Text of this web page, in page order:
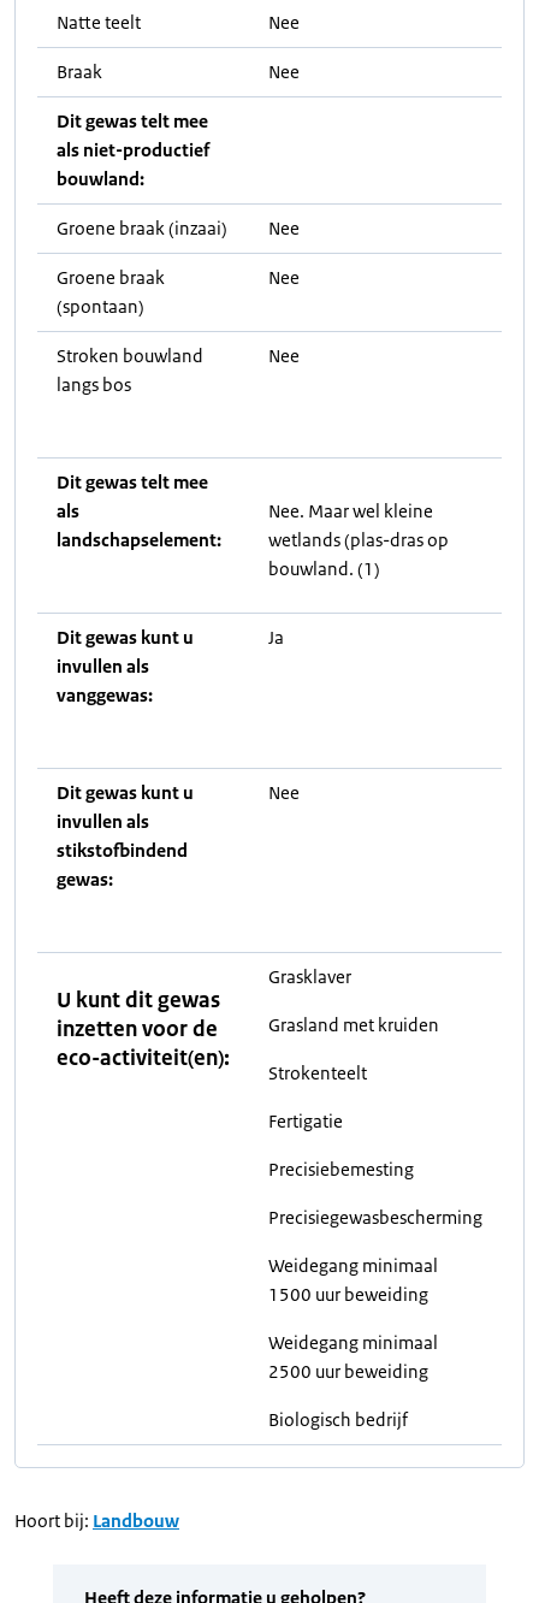
Natte teelt Nee
Braak Nee
Dit gewas telt mee
als niet-productief
bouwland:
Groene braak (inzaai) Nee
Groene braak
(spontaan)
Nee
Stroken bouwland
langs bos
Nee
Dit gewas telt mee
als
landschapselement:
Nee. Maar wel kleine
wetlands (plas-dras op
bouwland. (1)
Dit gewas kunt u
invullen als
vanggewas:
Ja
Dit gewas kunt u
invullen als
stikstofbindend
gewas:
Nee
U kunt dit gewas
inzetten voor de
eco-activiteit(en):
Grasklaver
Grasland met kruiden
Strokenteelt
Fertigatie
Precisiebemesting
Precisiegewasbescherming
Weidegang minimaal
1500 uur beweiding
Weidegang minimaal
2500 uur beweiding
Biologisch bedrijf
Hoort bij: Landbouw